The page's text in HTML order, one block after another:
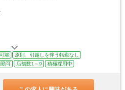
能
原則、引越しを伴う転勤なし
可 店舗数1～9 積極採用中